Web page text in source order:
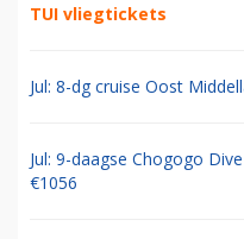
TUI vliegtickets
Jul: 8-dg cruise Oost
Jul: 9-daagse Chogogo
€1056